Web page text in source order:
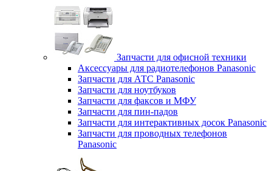
Запчасти для офисной техники
Аксессуары для радиотелефонов Panasonic
Запчасти для АТС Panasonic
Запчасти для ноутбуков
Запчасти для факсов и МФУ
Запчасти для пин-падов
Запчасти для интерактивных досок Panasonic
Запчасти для проводных телефонов
Panasonic